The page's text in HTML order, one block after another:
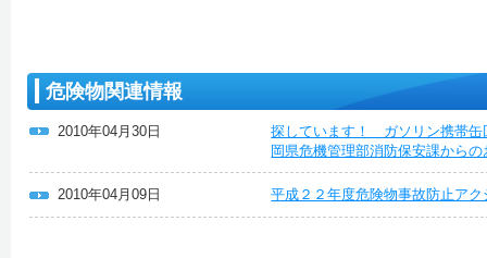
危険物関連情報
2010年04月30日
探しています！ ガソリン携帯缶
岡県危機管理部消防保安課から
2010年04月09日 平成２２年度危険物事故防止ア